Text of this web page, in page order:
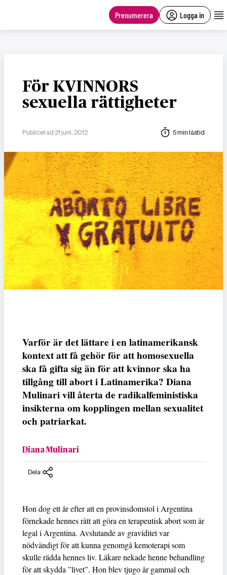
Prenumerera Logga in
För KVINNORS
sexuella rättigheter
Publicerad 21 juni, 2012 5 min lästid
Varför är det lättare i en latinamerikansk
kontext att få gehör för att homosexuella
ska få gifta sig än för att kvinnor ska ha
tillgång till abort i Latinamerika? Diana
Mulinari vill återta de radikalfeministiska
insikterna om kopplingen mellan sexualitet
och patriarkat.
Diana Mulinari
Dela
Hon dog ett år efter att en provinsdomstol i Argentina
förnekade hennes rätt att göra en terapeutisk abort som är
legal i Argentina. Avslutande av graviditet var
nödvändigt för att kunna genomgå kemoterapi som
skulle rädda hennes liv. Läkare nekade henne behandling
för att skydda ”livet”. Hon blev tjugo år gammal och